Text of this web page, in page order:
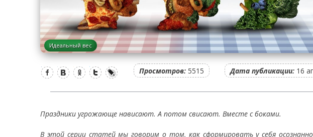
Идеальный вес
Просмотров: 5515 Дата публикации: 16
Праздники угрожающе нависают. А потом свисают. Вместе с боками.
В этой серии статей мы говорим о том, как сформировать у себя